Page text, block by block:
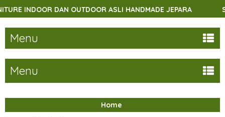
DAN OUTDOOR ASLI HANDMADE JEPARA
Menu
Menu
Home